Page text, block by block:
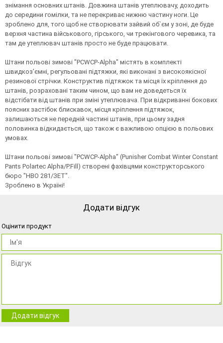
знімання основних штанів. Довжина штанів утеплювачу, доходить
до середини гомілки, та не перекриває нижню частину ноги. Це
зроблено для, того щоб не створювати зайвий об`єм у зоні, де буде
верхня частина військового, гірського, чи трекінгового черевика, та
там де утеплювач штанів просто не буде працювати.
Штани польові зимові "PCWCP-Alpha" містять в комплекті
швидкоз’ємні, регульовані підтяжки, які виконані з високоякісної
резинової стрічки. Конструктив підтяжок та місця їх кріплення до
штанів, розраховані таким чином, що вам не доведеться їх
відстібати від штанів при зміні утеплювача. При відкриванні бокових
поясних застібок блискавок, місця кріплення підтяжок,
залишаються не передній частині штанів, при цьому задня
половинка відкидається, що також є важливою опцією в польових
умовах.
Штани польові зимові "PCWCP-Alpha" (Punisher Combat Winter Constant
Pants Polartec Alpha/P.Fill) створені фахівцями конструкторського
бюро "НВО 281/ЗЕТ".
Зроблено в Україні!
Додати відгук
Оцінити продукт
Додати відгук